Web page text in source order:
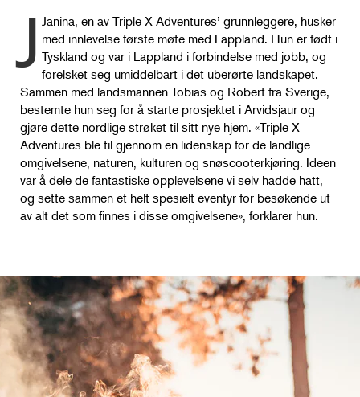
J Janina, en av Triple X Adventures’ grunnleggere, husker
med innlevelse første møte med Lappland. Hun er født i
Tyskland og var i Lappland i forbindelse med jobb, og
forelsket seg umiddelbart i det uberørte landskapet.
Sammen med landsmannen Tobias og Robert fra Sverige,
bestemte hun seg for å starte prosjektet i Arvidsjaur og
gjøre dette nordlige strøket til sitt nye hjem. «Triple X
Adventures ble til gjennom en lidenskap for de landlige
omgivelsene, naturen, kulturen og snøscooterkjøring. Ideen
var å dele de fantastiske opplevelsene vi selv hadde hatt,
og sette sammen et helt spesielt eventyr for besøkende ut
av alt det som finnes i disse omgivelsene», forklarer hun.